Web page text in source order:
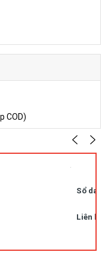
COD)
Sổ da
Liên hệ